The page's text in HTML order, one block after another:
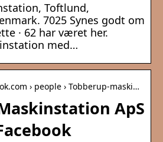
Toftlund,
7025 Synes godt om
· 62 har været her.
med…
› people › Tobberup-maski…
ApS